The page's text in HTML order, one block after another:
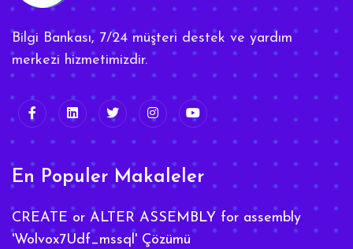
Bilgi Bankası, 7/24 müşteri destek ve yardım
merkezi hizmetimizdir.
En Populer Makaleler
CREATE or ALTER ASSEMBLY for assembly
'Wolvox7Udf_mssql' Çözümü